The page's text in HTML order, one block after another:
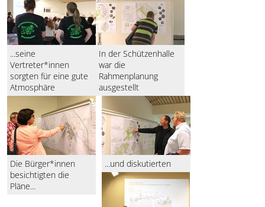
...seine
Vertreter*innen
sorgten für eine gute
Atmosphäre
In der Schützenhalle
war die
Rahmenplanung
ausgestellt
Die Bürger*innen
besichtigten die
Pläne...
...und diskutierten